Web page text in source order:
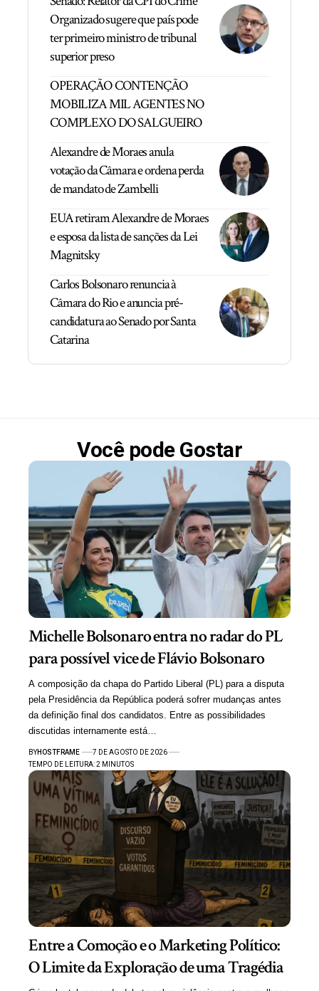
Organizado sugere que país pode
ter primeiro ministro de tribunal
superior preso
OPERAÇÃO CONTENÇÃO
MOBILIZA MIL AGENTES NO
COMPLEXO DO SALGUEIRO
Alexandre de Moraes anula
votação da Câmara e ordena perda
de mandato de Zambelli
EUA retiram Alexandre de Moraes
e esposa da lista de sanções da Lei
Magnitsky
Carlos Bolsonaro renuncia à
Câmara do Rio e anuncia pré-
candidatura ao Senado por Santa
Catarina
Você pode Gostar
Michelle Bolsonaro entra no radar do PL
para possível vice de Flávio Bolsonaro
A composição da chapa do Partido Liberal (PL) para a disputa
pela Presidência da República poderá sofrer mudanças antes
da definição final dos candidatos. Entre as possibilidades
discutidas internamente está…
BYHOSTFRAME
7 DE AGOSTO DE 2026
TEMPO DE LEITURA: 2 MINUTOS
Entre a Comoção e o Marketing Político:
O Limite da Exploração de uma Tragédia